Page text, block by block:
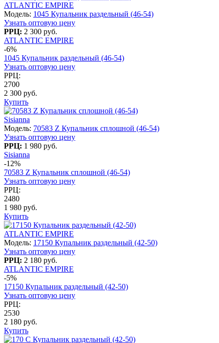
ATLANTIC EMPIRE
Модель: 1045 Купальник раздельный (46-54)
Узнать оптовую цену
РРЦ: 2 300 руб.
ATLANTIC EMPIRE
-6%
1045 Купальник раздельный (46-54)
Узнать оптовую цену
РРЦ:
2700
2 300 руб.
Купить
Sisianna
Модель: 70583 Z Купальник сплошной (46-54)
Узнать оптовую цену
РРЦ: 1 980 руб.
Sisianna
-12%
70583 Z Купальник сплошной (46-54)
Узнать оптовую цену
РРЦ:
2480
1 980 руб.
Купить
ATLANTIC EMPIRE
Модель: 17150 Купальник раздельный (42-50)
Узнать оптовую цену
РРЦ: 2 180 руб.
ATLANTIC EMPIRE
-5%
17150 Купальник раздельный (42-50)
Узнать оптовую цену
РРЦ:
2530
2 180 руб.
Купить